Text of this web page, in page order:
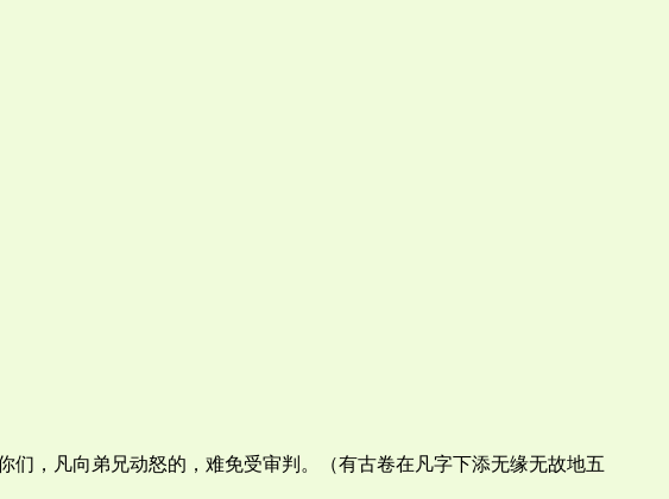
，凡向弟兄动怒的，难免受审判。（有古卷在凡字下添无缘无故地五